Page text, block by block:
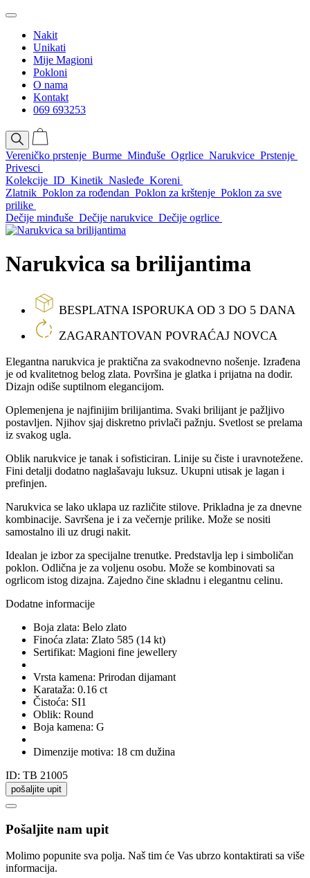
Nakit
Unikati
Mije Magioni
Pokloni
O nama
Kontakt
069 693253
Vereničko prstenje Burme Minđuše Ogrlice Narukvice Prstenje
Privesci
Kolekcije ID Kinetik Nasleđe Koreni
Zlatnik Poklon za rođendan Poklon za krštenje Poklon za sve
prilike
Dečije minđuše Dečije narukvice Dečije ogrlice
Narukvica sa brilijantima
BESPLATNA ISPORUKA OD 3 DO 5 DANA
ZAGARANTOVAN POVRAĆAJ NOVCA
Elegantna narukvica je praktična za svakodnevno nošenje. Izrađena
je od kvalitetnog belog zlata. Površina je glatka i prijatna na dodir.
Dizajn odiše suptilnom elegancijom.
Oplemenjena je najfinijim brilijantima. Svaki brilijant je pažljivo
postavljen. Njihov sjaj diskretno privlači pažnju. Svetlost se prelama
iz svakog ugla.
Oblik narukvice je tanak i sofisticiran. Linije su čiste i uravnotežene.
Fini detalji dodatno naglašavaju luksuz. Ukupni utisak je lagan i
prefinjen.
Narukvica se lako uklapa uz različite stilove. Prikladna je za dnevne
kombinacije. Savršena je i za večernje prilike. Može se nositi
samostalno ili uz drugi nakit.
Idealan je izbor za specijalne trenutke. Predstavlja lep i simboličan
poklon. Odlična je za voljenu osobu. Može se kombinovati sa
ogrlicom istog dizajna. Zajedno čine skladnu i elegantnu celinu.
Dodatne informacije
Boja zlata: Belo zlato
Finoća zlata: Zlato 585 (14 kt)
Sertifikat: Magioni fine jewellery
Vrsta kamena: Prirodan dijamant
Karataža: 0.16 ct
Čistoća: SI1
Oblik: Round
Boja kamena: G
Dimenzije motiva: 18 cm dužina
ID: TB 21005
pošaljite upit
Pošaljite nam upit
Molimo popunite sva polja. Naš tim će Vas ubrzo kontaktirati sa više
informacija.